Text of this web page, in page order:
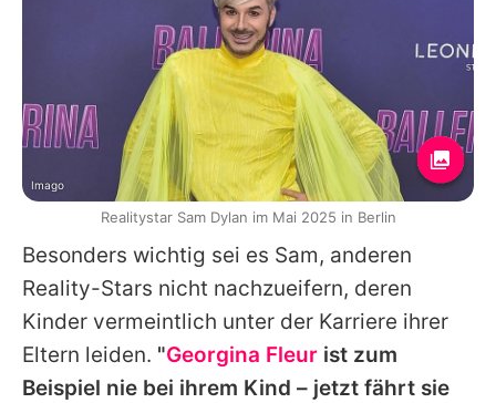
Besonders wichtig sei es Sam, anderen
Reality-Stars nicht nachzueifern, deren
Kinder vermeintlich unter der Karriere ihrer
Eltern leiden. "Georgina Fleur ist zum
Beispiel nie bei ihrem Kind – jetzt fährt sie
Imago
Realitystar Sam Dylan im Mai 2025 in Berlin